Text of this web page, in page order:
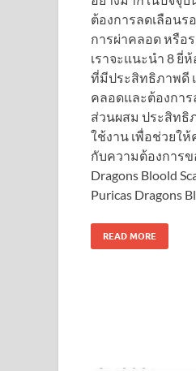
ต้องการลดเลือนร
การผ่าคลอด หรือ
เราจะแนะนำ 8 ยี่
ที่มีประสิทธิภาพดี
คลอดและต้องกา
ส่วนผสม ประสิทธิ
ใช้งาน เพื่อช่วยใ
กับความต้องการข
Dragons Bloold
Puricas Dragons
READ MORE